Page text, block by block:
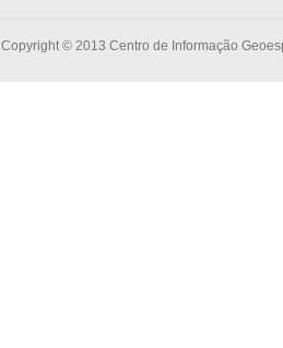
Copyright © 2013 Centro de Informação